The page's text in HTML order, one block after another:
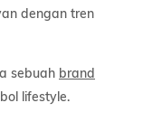
dengan tren
sebuah brand
lifestyle.